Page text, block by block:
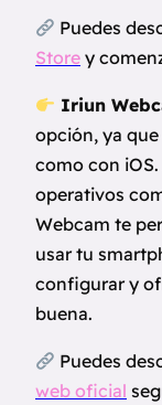
Puedes
Store y
Iriun
opción, ya
como con
operativos
Webcam te
usar tu
configurar y
buena.
Puedes
web oficial